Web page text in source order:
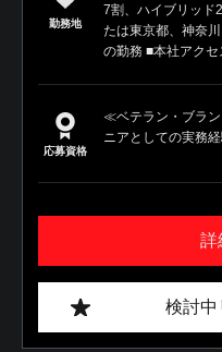
勤務地
7割、ハイブリッド
たは東京都、神奈
の勤務 ■本社アクセ
応募資格
≪ベテラン・ブラ
ニアとしての実務
詳
検討中